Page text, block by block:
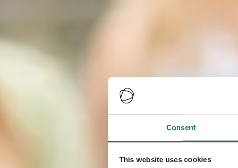
Consent
This website uses cookies